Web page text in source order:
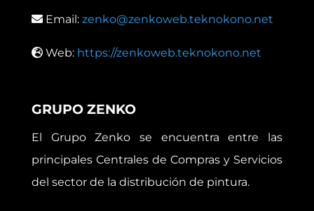
Email: zenko@zenkoweb.teknokono.net
Web: https://zenkoweb.teknokono.net
GRUPO ZENKO
El Grupo Zenko se encuentra entre las
principales Centrales de Compras y Servicios
del sector de la distribución de pintura.